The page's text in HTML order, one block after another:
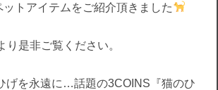
トアイテムをご紹介頂きました
り是非ご覧ください。
げを永遠に…話題の3COINS『猫のひ